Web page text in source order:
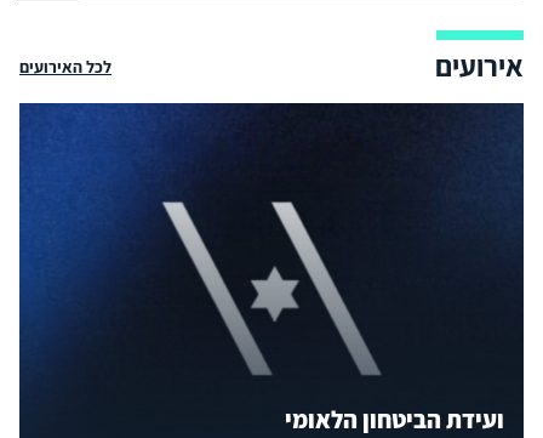
אירועים לכל האירועים
ועידת הביטחון הלאומי